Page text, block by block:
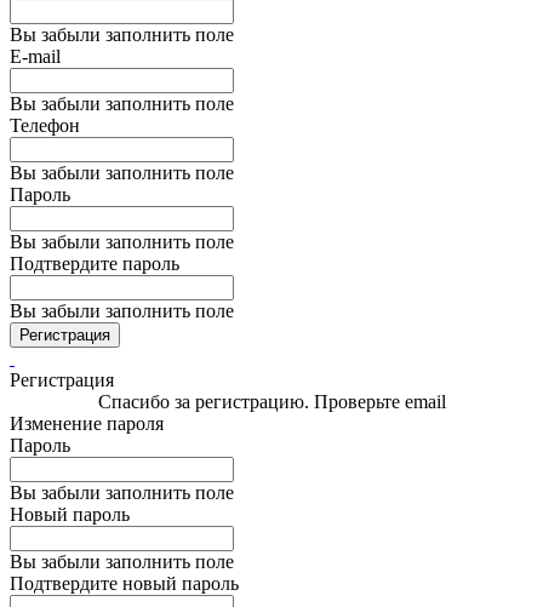
Вы забыли заполнить поле
E-mail
Вы забыли заполнить поле
Телефон
Вы забыли заполнить поле
Пароль
Вы забыли заполнить поле
Подтвердите пароль
Вы забыли заполнить поле
Регистрация
Регистрация
Спасибо за регистрацию. Проверьте email
Изменение пароля
Пароль
Вы забыли заполнить поле
Новый пароль
Вы забыли заполнить поле
Подтвердите новый пароль